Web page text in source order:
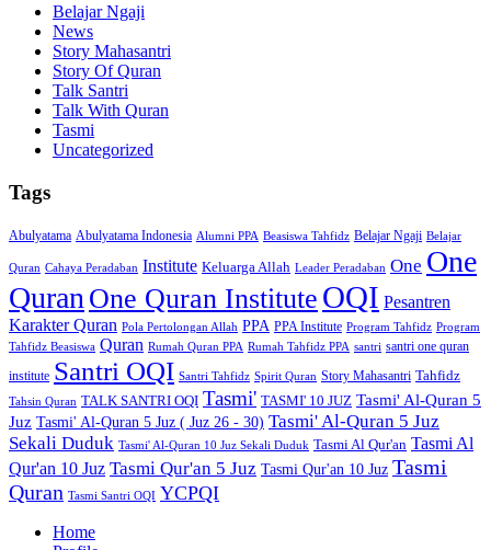
Belajar Ngaji
News
Story Mahasantri
Story Of Quran
Talk Santri
Talk With Quran
Tasmi
Uncategorized
Tags
Abulyatama Abulyatama Indonesia Alumni PPA Beasiswa Tahfidz Belajar Ngaji Belajar
Quran Cahaya Peradaban Institute Keluarga Allah Leader Peradaban One One
QuranOne Quran Institute OQI Pesantren
Karakter Quran Pola Pertolongan Allah PPA PPA Institute Program Tahfidz Program
Tahfidz Beasiswa Quran Rumah Quran PPA Rumah Tahfidz PPA santri santri one quran
institute Santri OQI Santri Tahfidz Spirit Quran Story Mahasantri Tahfidz
Tahsin Quran TALK SANTRI OQI Tasmi' TASMI' 10 JUZ Tasmi' Al-Quran 5
Juz Tasmi' Al-Quran 5 Juz ( Juz 26 - 30) Tasmi' Al-Quran 5 Juz
Sekali Duduk Tasmi' Al-Quran 10 Juz Sekali Duduk Tasmi Al Qur'an Tasmi Al
Qur'an 10 Juz Tasmi Qur'an 5 Juz Tasmi Qur'an 10 Juz Tasmi
Quran Tasmi Santri OQI YCPQI
Home